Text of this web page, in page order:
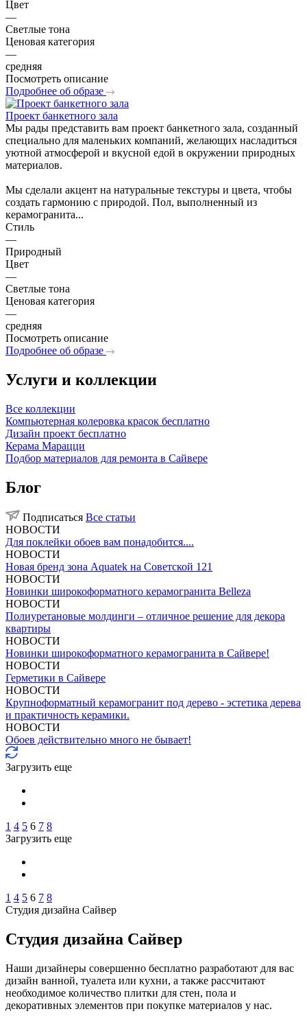
Цвет
—
Светлые тона
Ценовая категория
—
средняя
Посмотреть описание
Подробнее об образе
Проект банкетного зала
Мы рады представить вам проект банкетного зала, созданный
специально для маленьких компаний, желающих насладиться
уютной атмосферой и вкусной едой в окружении природных
материалов.
Мы сделали акцент на натуральные текстуры и цвета, чтобы
создать гармонию с природой. Пол, выполненный из
керамогранита...
Стиль
—
Природный
Цвет
—
Светлые тона
Ценовая категория
—
средняя
Посмотреть описание
Подробнее об образе
Услуги и коллекции
Все коллекции
Компьютерная колеровка красок бесплатно
Дизайн проект бесплатно
Керама Марацци
Подбор материалов для ремонта в Сайвере
Блог
Подписаться Все статьи
НОВОСТИ
Для поклейки обоев вам понадобится....
НОВОСТИ
Новая бренд зона Aquatek на Советской 121
НОВОСТИ
Новинки широкоформатного керамогранита Belleza
НОВОСТИ
Полиуретановые молдинги – отличное решение для декора
квартиры
НОВОСТИ
Новинки широкоформатного керамогранита в Сайвере!
НОВОСТИ
Герметики в Сайвере
НОВОСТИ
Крупноформатный керамогранит под дерево - эстетика дерева
и практичность керамики.
НОВОСТИ
Обоев действительно много не бывает!
Загрузить еще
1 4 5 6 7 8
Загрузить еще
1 4 5 6 7 8
Студия дизайна Сайвер
Студия дизайна Сайвер
Наши дизайнеры совершенно бесплатно разработают для вас
дизайн ванной, туалета или кухни, а также рассчитают
необходимое количество плитки для стен, пола и
декоративных элементов при покупке материалов у нас.